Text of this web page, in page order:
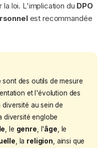
loi. L'implication du DPO
est recommandée
sont des outils de mesure
et l'évolution des
au sein de
diversité englobe
, le genre , l'âge , le
, la religion , ainsi que